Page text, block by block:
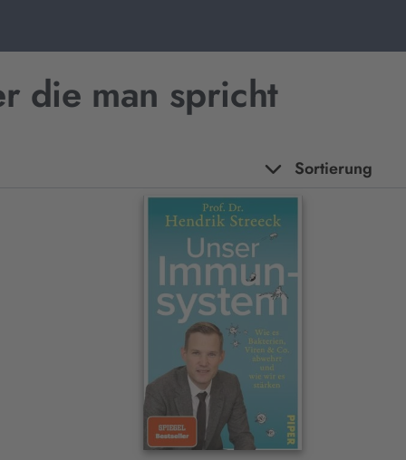
die man spricht
Sortierung